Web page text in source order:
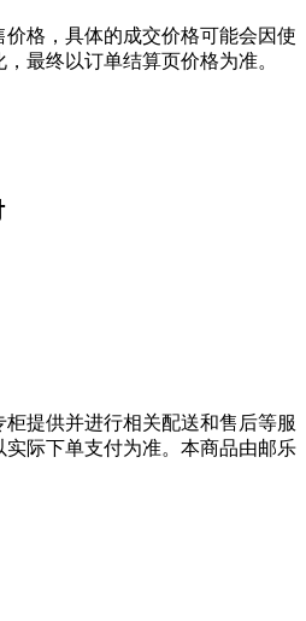
格，具体的成交价格可能会因使
最终以订单结算页价格为准。
提供并进行相关配送和售后等服
际下单支付为准。本商品由邮乐